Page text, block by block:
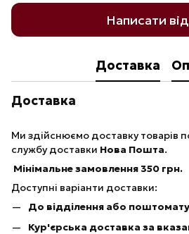
Написати
Доставка
Доставка
Ми здійснюємо доставку товарів
службу доставки Нова Пошта.
Мінімальне замовлення 350 грн.
Доступні варіанти доставки:
До відділення або
Кур'єрська доставка за